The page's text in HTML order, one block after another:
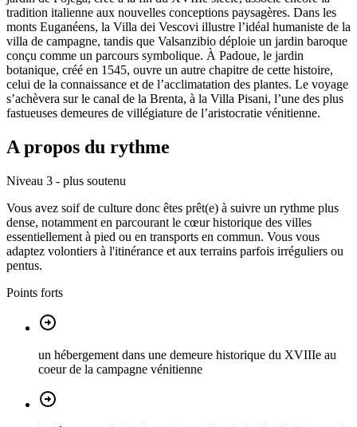
tradition italienne aux nouvelles conceptions paysagères. Dans les
monts Euganéens, la Villa dei Vescovi illustre l’idéal humaniste de la
villa de campagne, tandis que Valsanzibio déploie un jardin baroque
conçu comme un parcours symbolique. À Padoue, le jardin
botanique, créé en 1545, ouvre un autre chapitre de cette histoire,
celui de la connaissance et de l’acclimatation des plantes. Le voyage
s’achèvera sur le canal de la Brenta, à la Villa Pisani, l’une des plus
fastueuses demeures de villégiature de l’aristocratie vénitienne.
A propos du rythme
Niveau 3 - plus soutenu
Vous avez soif de culture donc êtes prêt(e) à suivre un rythme plus
dense, notamment en parcourant le cœur historique des villes
essentiellement à pied ou en transports en commun. Vous vous
adaptez volontiers à l'itinérance et aux terrains parfois irréguliers ou
pentus.
Points forts
un hébergement dans une demeure historique du XVIIIe au
coeur de la campagne vénitienne